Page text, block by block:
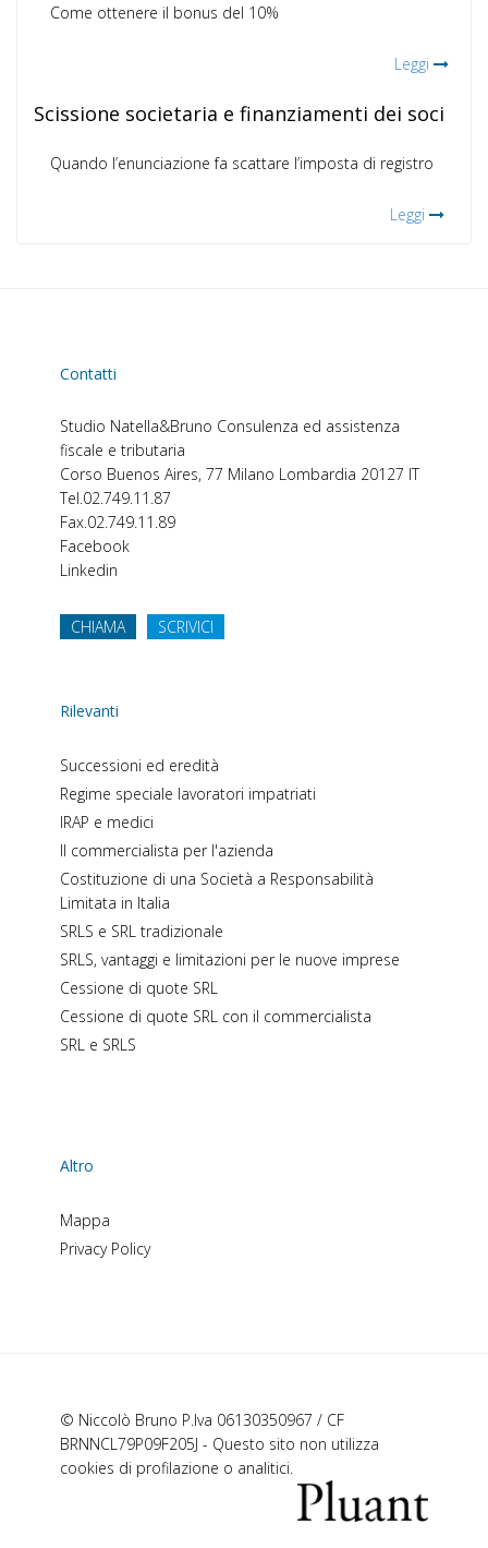
Come ottenere il bonus del 10%
Leggi
Scissione societaria e finanziamenti dei soci
Quando l’enunciazione fa scattare l’imposta di registro
Leggi
Contatti
Studio Natella&Bruno Consulenza ed assistenza
fiscale e tributaria
Corso Buenos Aires, 77 Milano Lombardia 20127 IT
Tel.02.749.11.87
Fax.02.749.11.89
Facebook
Linkedin
CHIAMA SCRIVICI
Rilevanti
Successioni ed eredità
Regime speciale lavoratori impatriati
IRAP e medici
Il commercialista per l'azienda
Costituzione di una Società a Responsabilità
Limitata in Italia
SRLS e SRL tradizionale
SRLS, vantaggi e limitazioni per le nuove imprese
Cessione di quote SRL
Cessione di quote SRL con il commercialista
SRL e SRLS
Altro
Mappa
Privacy Policy
© Niccolò Bruno P.Iva 06130350967 / CF
BRNNCL79P09F205J - Questo sito non utilizza
cookies di profilazione o analitici.